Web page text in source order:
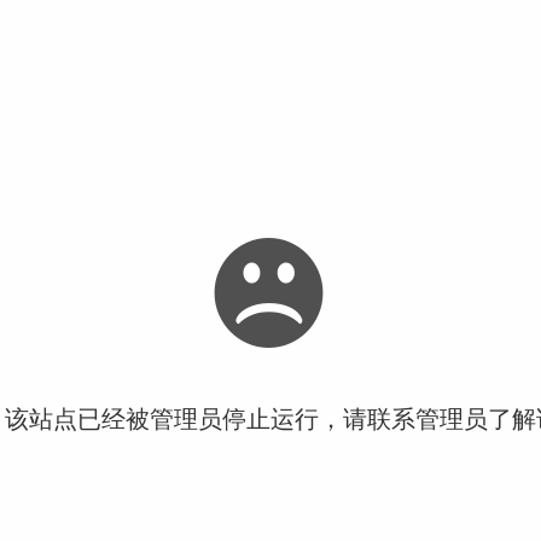
站点已经被管理员停止运行，请联系管理员了